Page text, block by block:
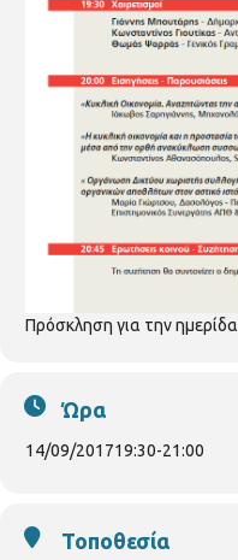
Πρόσκληση για την ημερίδα
Ώρα
14/09/201719:30-21:00
Τοποθεσία